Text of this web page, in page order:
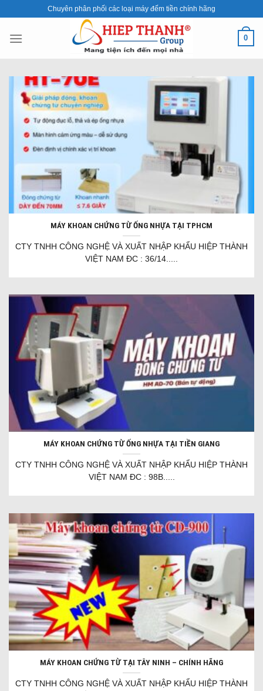
content
Chuyên phân phối các loại máy đếm tiền chính hãng
0
MÁY KHOAN CHỨNG TỪ ỐNG NHỰA TẠI TPHCM
CTY TNHH CÔNG NGHỆ VÀ XUẤT NHẬP KHẨU HIỆP THÀNH
VIỆT NAM ĐC : 36/14.....
MÁY KHOAN CHỨNG TỪ ỐNG NHỰA TẠI TIỀN GIANG
CTY TNHH CÔNG NGHỆ VÀ XUẤT NHẬP KHẨU HIỆP THÀNH
VIỆT NAM ĐC : 98B.....
MÁY KHOAN CHỨNG TỪ TẠI TÂY NINH – CHÍNH HÃNG
CTY TNHH CÔNG NGHỆ VÀ XUẤT NHẬP KHẨU HIỆP THÀNH